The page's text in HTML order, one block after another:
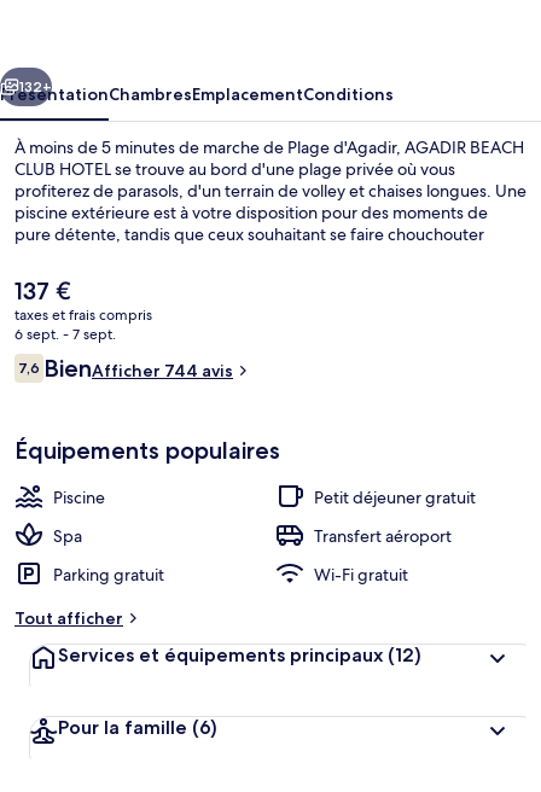
Suivant
132+
PrésentationChambresEmplacementConditions
À moins de 5 minutes de marche de Plage d'Agadir, AGADIR BEACH
CLUB HOTEL se trouve au bord d'une plage privée où vous
profiterez de parasols, d'un terrain de volley et chaises longues. Une
piscine extérieure est à votre disposition pour des moments de
pure détente, tandis que ceux souhaitant se faire chouchouter
de manucure et pédicure. L'établissement INTERNATIONAL, l'un
des 6 restaurants, sert des spécialités Cuisine internationale et est
ouvert pour le petit déjeuner et le dîner. Parmi les autres petits
avantages de cet hébergement figurent 4 bars/lounges, une
marina sur place et une discothèque. Les autres voyageurs ne disent
que du bien en ce qui concerne le personnel attentionné.
Le
prix
actuel
est
de
137 €
taxes et frais compris
6 sept. - 7 sept.
Avis
voyageurs
7,67,6 sur 10
BienAfficher 744 avis
Équipements populaires
Piscine
Petit déjeuner gratuit
Spa
Transfert aéroport
Parking gratuit
Wi-Fi gratuit
Tout afficher
Services et équipements principaux (12)
Pour la famille (6)